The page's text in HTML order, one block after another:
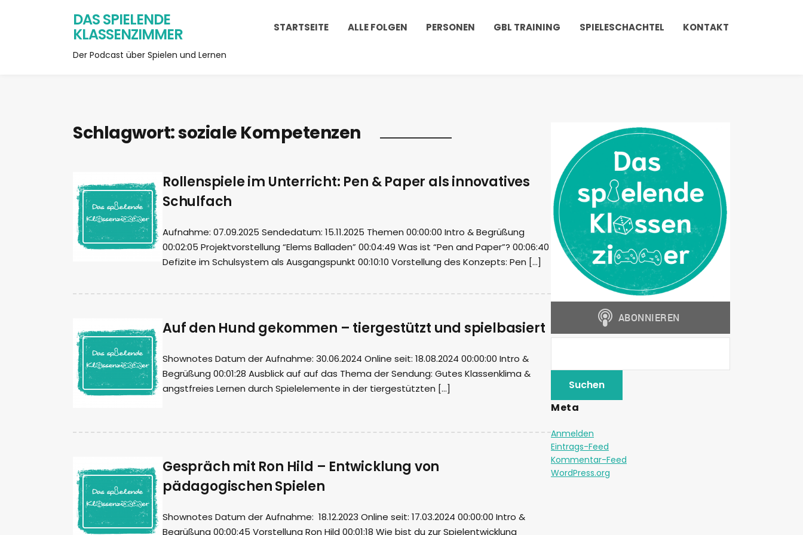
DAS SPIELENDE
KLASSENZIMMER
Der Podcast über Spielen und Lernen
STARTSEITE ALLE FOLGEN PERSONEN GBL TRAINING SPIELESCHACHTEL KONTAKT
Schlagwort:soziale Kompetenzen
Rollenspiele im Unterricht: Pen & Paper als innovatives
Schulfach
Aufnahme: 07.09.2025 Sendedatum: 15.11.2025 Themen 00:00:00 Intro & Begrüßung
00:02:05 Projektvorstellung “Elems Balladen” 00:04:49 Was ist “Pen and Paper”? 00:06:40
Defizite im Schulsystem als Ausgangspunkt 00:10:10 Vorstellung des Konzepts: Pen […]
Auf den Hund gekommen – tiergestützt und spielbasiert
Shownotes Datum der Aufnahme: 30.06.2024 Online seit: 18.08.2024 00:00:00 Intro &
Begrüßung 00:01:28 Ausblick auf auf das Thema der Sendung: Gutes Klassenklima &
angstfreies Lernen durch Spielelemente in der tiergestützten […]
Gespräch mit Ron Hild – Entwicklung von
pädagogischen Spielen
Shownotes Datum der Aufnahme: 18.12.2023 Online seit: 17.03.2024 00:00:00 Intro &
Begrüßung 00:00:45 Vorstellung Ron Hild 00:01:18 Wie bist du zur Spielentwicklung
Meta
Anmelden
Eintrags-Feed
Kommentar-Feed
WordPress.org